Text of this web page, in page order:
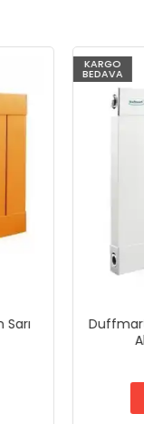
Duffmart Therma
Alüminyum